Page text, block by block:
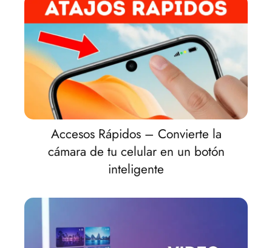
Accesos Rápidos – Convierte la
cámara de tu celular en un botón
inteligente